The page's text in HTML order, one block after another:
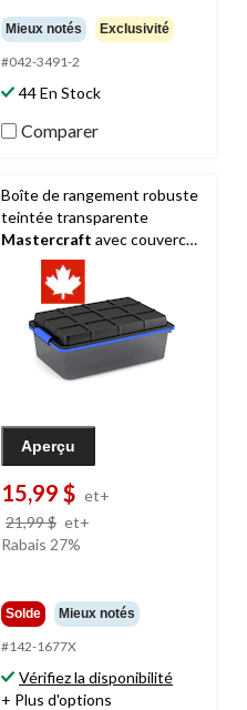
Mieux notés Exclusivité
#042-3491-2
44 En Stock
Comparer
Boîte de rangement robuste
teintée transparente
Mastercraft avec couvercle
à loquets, tailles variées
Aperçu
15,99 $ et+
21,99 $ et+
de
21,99 $
Rabais 27%
Solde Mieux notés
#142-1677X
Vérifiez la disponibilité
+ Plus d'options